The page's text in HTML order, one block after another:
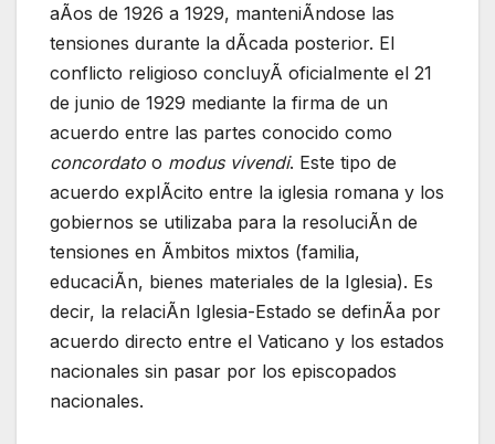
aÃos de 1926 a 1929, manteniÃndose las
tensiones durante la dÃcada posterior. El
conflicto religioso concluyÃ oficialmente el 21
de junio de 1929 mediante la firma de un
acuerdo entre las partes conocido como
concordato o modus vivendi. Este tipo de
acuerdo explÃcito entre la iglesia romana y los
gobiernos se utilizaba para la resoluciÃn de
tensiones en Ãmbitos mixtos (familia,
educaciÃn, bienes materiales de la Iglesia). Es
decir, la relaciÃn Iglesia-Estado se definÃa por
acuerdo directo entre el Vaticano y los estados
nacionales sin pasar por los episcopados
nacionales.